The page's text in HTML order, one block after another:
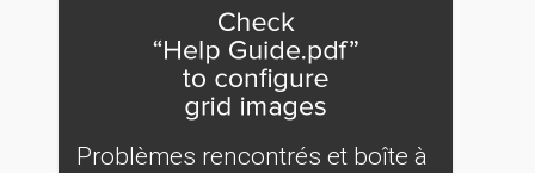
Problèmes rencontrés et boîte à